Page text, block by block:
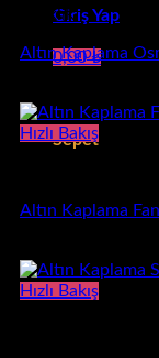
Giriş Yap
0,00₺
Sepet
Bileklik
Altın Kaplama
Hızlı Bakış
Altın Kaplama
Hızlı Bakış